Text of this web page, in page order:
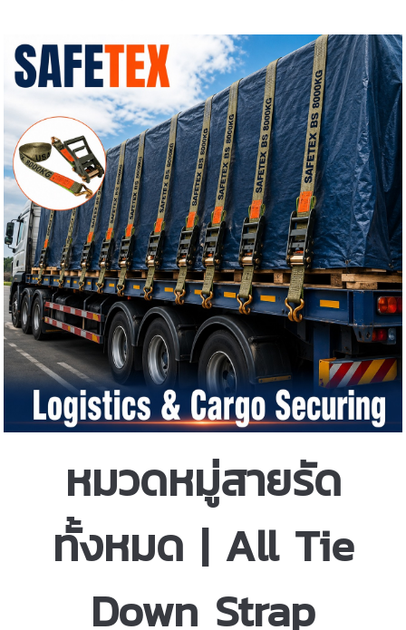
หมวดหมู่สายรัด
ทั้งหมด | All Tie
Down Strap